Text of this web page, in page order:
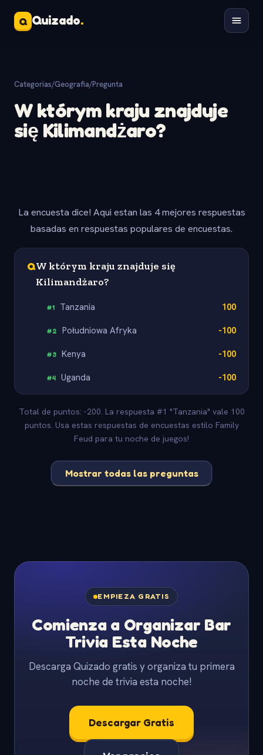
Q Quizado.
Categorias/Geografia/Pregunta
W którym kraju znajduje
się Kilimandżaro?
La encuesta dice! Aqui estan las 4 mejores respuestas
basadas en respuestas populares de encuestas.
QW którym kraju znajduje się
Kilimandżaro?
#1 Tanzania 100
#2 Południowa Afryka -100
#3 Kenya -100
#4 Uganda -100
Total de puntos: -200. La respuesta #1 "Tanzania" vale 100
puntos. Usa estas respuestas de encuestas estilo Family
Feud para tu noche de juegos!
Mostrar todas las preguntas
EMPIEZA GRATIS
Comienza a Organizar Bar
Trivia Esta Noche
Descarga Quizado gratis y organiza tu primera
noche de trivia esta noche!
Descargar Gratis